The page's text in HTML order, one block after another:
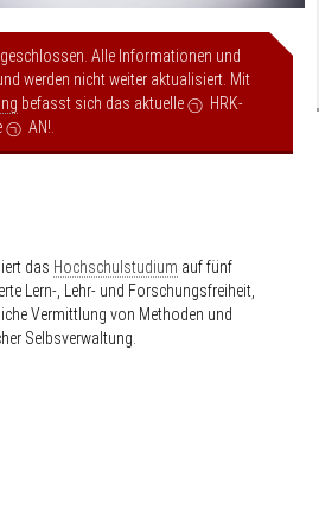
Alle Informationen und
werden nicht weiter aktualisiert. Mit
befasst sich das aktuelle
HRK-
AN!
das Hochschulstudium auf fünf
Lern-, Lehr- und Forschungsfreiheit,
Vermittlung von Methoden und
Selbsverwaltung.